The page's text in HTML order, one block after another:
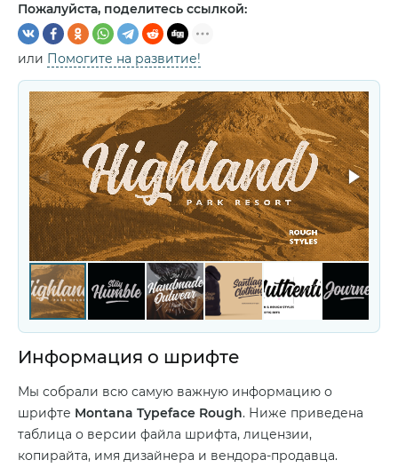
Пожалуйста, поделитесь ссылкой:
или Помогите на развитие!
Информация о шрифте
Мы собрали всю самую важную информацию о
шрифте Montana Typeface Rough. Ниже приведена
таблица о версии файла шрифта, лицензии,
копирайта, имя дизайнера и вендора-продавца.